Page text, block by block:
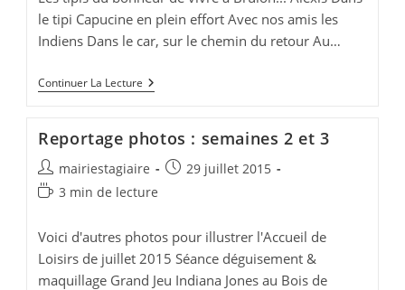
le tipi Capucine en plein effort Avec nos amis les
Indiens Dans le car, sur le chemin du retour Au…
Continuer La Lecture En
Souvenir
Été
L’accueil
Loisirs
Reportage photos : semaines 2 et 3
Auteur/autrice
de
mairiestagiaire
Publication
29 juillet 2015
Temps
lecture :
3 min de lecture
Voici d'autres photos pour illustrer l'Accueil de
Loisirs de juillet 2015 Séance déguisement &
maquillage Grand Jeu Indiana Jones au Bois de